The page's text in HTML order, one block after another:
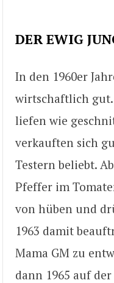
DER EWIG
In den 1960er
wirtschaftlich
liefen wie
verkauften sich
Testern beliebt.
Pfeffer im
von hüben und
1963 damit
Mama GM zu
dann 1965 auf